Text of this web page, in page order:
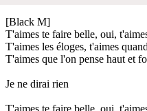
[Black M]
T'aimes te faire belle, oui,
T'aimes les éloges, t'aimes
T'aimes que l'on pense haut et
Je ne dirai rien
T'aimes te faire belle, oui,